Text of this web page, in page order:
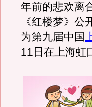
年前的悲欢离
《红楼梦》
为第九届中国
11日在上海虹